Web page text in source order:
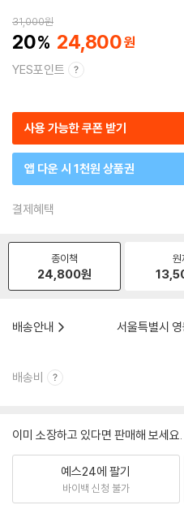
31,000원
20 24,800
YES포인트
사용 가능한 쿠폰 받기
앱 다운 시 1천원 상품권
결제혜택
종이책
24,800원
원
배송안내
서울특별시
배송비
이미 소장하고 있다면 판매해 보세요.
예스24에 팔기
바이백 신청 불가